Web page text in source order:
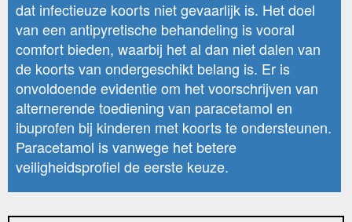
dat infectieuze koorts niet gevaarlijk is. Het doel
van een antipyretische behandeling is vooral
comfort bieden, waarbij het al dan niet dalen van
de koorts van ondergeschikt belang is. Er is
onvoldoende evidentie om het voorschrijven van
alternerende toediening van paracetamol en
ibuprofen bij kinderen met koorts te ondersteunen.
Paracetamol is vanwege het betere
veiligheidsprofiel de eerste keuze.